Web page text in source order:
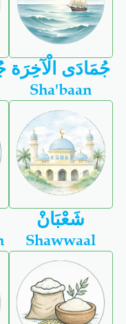
جُمَادَى الْآخِرَة
Sha'baan
شَعْبَانْ
Shawwaal